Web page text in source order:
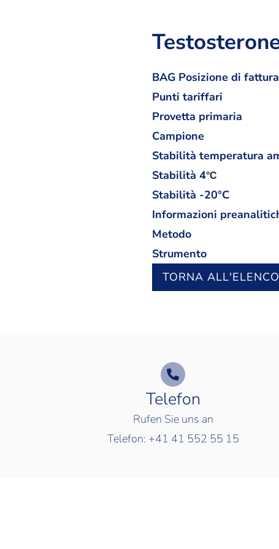
BAG Posizione di
Punti tariffari
Provetta primaria
Campione
Stabilità temperatura
Stabilità 4°C
Stabilità -20°C
Informazioni
Metodo
Strumento
TORNA ALL'ELENCO
Telefon
Rufen Sie uns an
Telefon: +41 41 552 55 15